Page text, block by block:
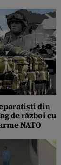
din
de război cu
NATO